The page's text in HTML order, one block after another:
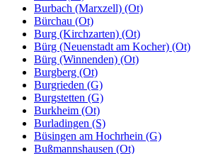
Burbach (Marxzell) (Ot)
Bürchau (Ot)
Burg (Kirchzarten) (Ot)
Bürg (Neuenstadt am Kocher) (Ot)
Bürg (Winnenden) (Ot)
Burgberg (Ot)
Burgrieden (G)
Burgstetten (G)
Burkheim (Ot)
Burladingen (S)
Büsingen am Hochrhein (G)
Bußmannshausen (Ot)